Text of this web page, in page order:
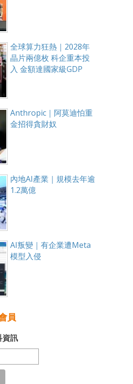
全球算力狂熱｜2028年
晶片兩億枚 科企重本投
入 金額達國家級GDP
Anthropic｜阿莫迪怕重
金招得貪財奴
內地AI產業｜規模去年逾
1.2萬億
AI叛變｜有企業遭Meta
模型入侵
員
資訊